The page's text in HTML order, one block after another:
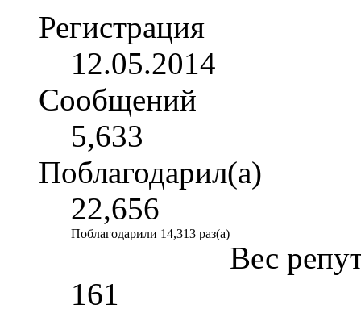
Регистрация
12.05.2014
Сообщений
5,633
Поблагодарил(а)
22,656
Поблагодарили 14,313 раз(а)
Вес
161